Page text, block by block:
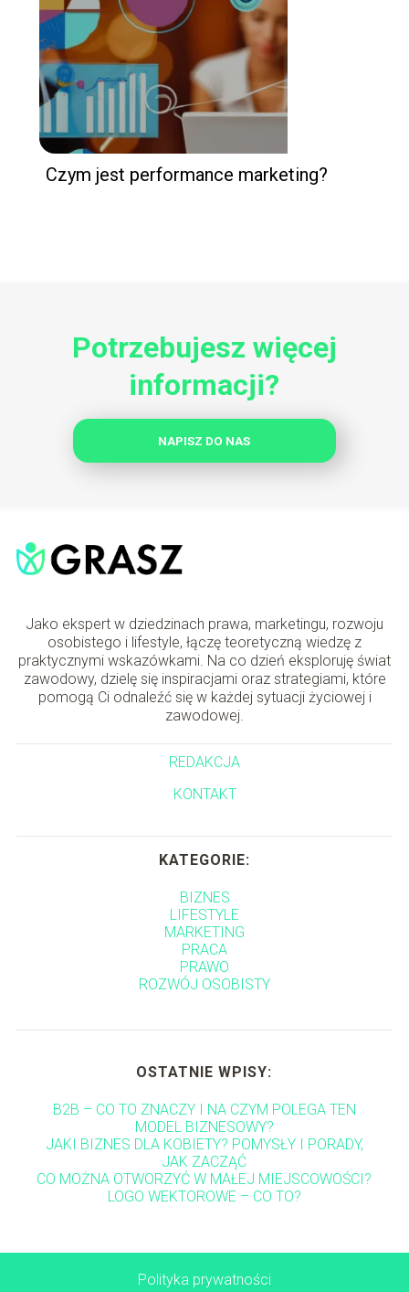
Czym jest performance marketing?
Potrzebujesz więcej
informacji?
NAPISZ DO NAS
Jako ekspert w dziedzinach prawa, marketingu, rozwoju
osobistego i lifestyle, łączę teoretyczną wiedzę z
praktycznymi wskazówkami. Na co dzień eksploruję świat
zawodowy, dzielę się inspiracjami oraz strategiami, które
pomogą Ci odnaleźć się w każdej sytuacji życiowej i
zawodowej.
REDAKCJA
KONTAKT
KATEGORIE:
BIZNES
LIFESTYLE
MARKETING
PRACA
PRAWO
ROZWÓJ OSOBISTY
OSTATNIE WPISY:
B2B – CO TO ZNACZY I NA CZYM POLEGA TEN
MODEL BIZNESOWY?
JAKI BIZNES DLA KOBIETY? POMYSŁY I PORADY,
JAK ZACZĄĆ
CO MOŻNA OTWORZYĆ W MAŁEJ MIEJSCOWOŚCI?
LOGO WEKTOROWE – CO TO?
Polityka prywatności